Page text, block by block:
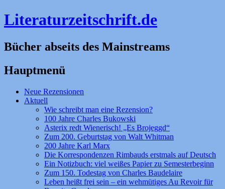
Literaturzeitschrift.de
Bücher abseits des Mainstreams
Hauptmenü
Zum
Inhalt
Neue Rezensionen
Aktuell
Wie schreibt man eine Rezension?
100 Jahre Charles Bukowski
Asterix redt Wienerisch! „Es Brojeggd“
Zum 200. Geburtstag von Walt Whitman
200 Jahre Karl Marx
Die Korrespondenzen Rimbauds erstmals auf Deutsch
Ein Notizbuch: viel weißes Papier zu Semesterbeginn
Zum 150. Todestag von Charles Baudelaire
Leben heißt frei sein – ein wehmütiges Au Revoir für